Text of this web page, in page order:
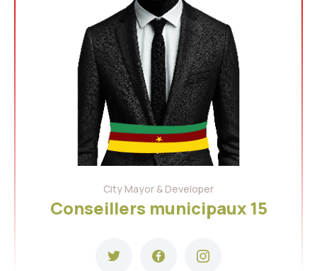
City Mayor & Developer
Conseillers municipaux 15